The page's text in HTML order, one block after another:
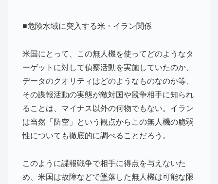
■危険水域に突入する米・イラン関係
米国にとって、この無人機を使ってどのようなタ
ーゲットに対して偵察活動を実施していたのか、
データのクオリティはどのようなものなのか等、
その諜報活動の実態が敵対国や競争相手に知られ
ることは、マイナス以外の何物でもない。イラン
は当然「防空」という観点からこの無人機の脆弱
性についても徹底的に調べることだろう。
このように諜報戦争で相手に得点を与えないた
め、米国は故障などで墜落した無人機は可能な限